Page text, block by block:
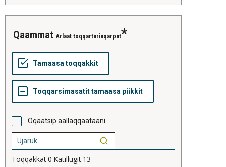
qaammat Arlaat toqqartariaqarpat
Oqaatsip aallaqqaataani
Toqqakkat0 Katillugit 13